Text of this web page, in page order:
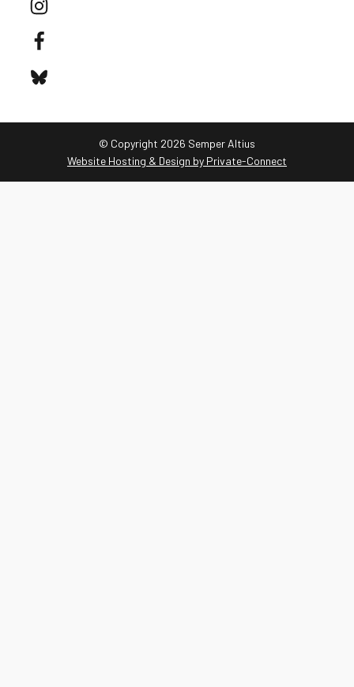
© Copyright 2026 Semper Altius
Website Hosting & Design by Private-Connect